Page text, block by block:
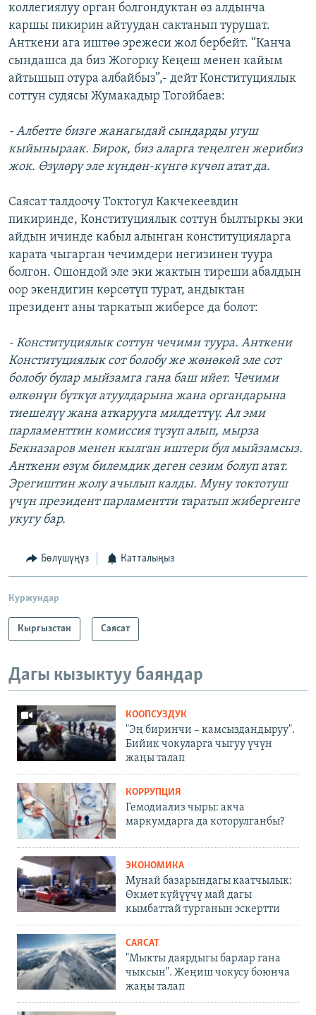
коллегиялуу орган болгондуктан өз алдынча
каршы пикирин айтуудан сактанып турушат.
Анткени ага иштөө эрежеси жол бербейт. “Канча
сындашса да биз Жогорку Кеңеш менен кайым
айтышып отура албайбыз”,- дейт Конституциялык
соттун судясы Жумакадыр Тогойбаев:
- Албетте бизге жанагыдай сындарды угуш
кыйыныраак. Бирок, биз аларга теңелген жерибиз
жок. Өзүлөрү эле күндөн-күнгө күчөп атат да.
Саясат талдоочу Токтогул Какчекеевдин
пикиринде, Конституциялык соттун былтыркы эки
айдын ичинде кабыл алынган конституцияларга
карата чыгарган чечимдери негизинен туура
болгон. Ошондой эле эки жактын тиреши абалдын
оор экендигин көрсөтүп турат, андыктан
президент аны таркатып жиберсе да болот:
- Конституциялык соттун чечими туура. Анткени
Конституциялык сот болобу же жөнөкөй эле сот
болобу булар мыйзамга гана баш ийет. Чечими
өлкөнүн бүткүл атуулдарына жана органдарына
тиешелүү жана аткарууга милдеттүү. Ал эми
парламенттин комиссия түзүп алып, мырза
Бекназаров менен кылган иштери бул мыйзамсыз.
Анткени өзүм билемдик деген сезим болуп атат.
Эрегиштин жолу ачылып калды. Муну токтотуш
үчүн президент парламентти таратып жибергенге
укугу бар.
Бөлүшүңүз Катталыңыз
Куржундар
Кыргызстан Саясат
Дагы кызыктуу баяндар
КООПСУЗДУК
"Эң биринчи – камсыздандыруу".
Бийик чокуларга чыгуу үчүн
жаңы талап
КОРРУПЦИЯ
Гемодиализ чыры: акча
маркумдарга да которулганбы?
ЭКОНОМИКА
Мунай базарындагы каатчылык:
Өкмөт күйүүчү май дагы
кымбаттай турганын эскертти
САЯСАТ
"Мыкты даярдыгы барлар гана
чыксын". Жеңиш чокусу боюнча
жаңы талап